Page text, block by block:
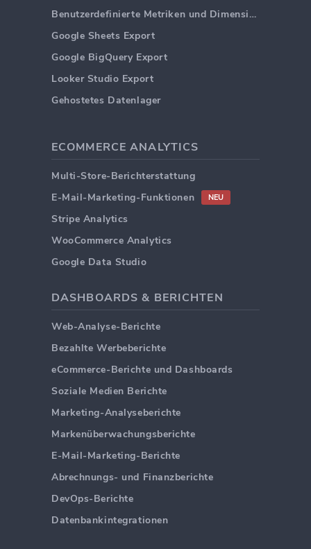
Benutzerdefinierte Metriken und Dimensionen
Google Sheets Export
Google BigQuery Export
Looker Studio Export
Gehostetes Datenlager
ECOMMERCE ANALYTICS
Multi-Store-Berichterstattung
E-Mail-Marketing-Funktionen
NEU
Stripe Analytics
WooCommerce Analytics
Google Data Studio
DASHBOARDS & BERICHTEN
Web-Analyse-Berichte
Bezahlte Werbeberichte
eCommerce-Berichte und Dashboards
Soziale Medien Berichte
Marketing-Analyseberichte
Markenüberwachungsberichte
E-Mail-Marketing-Berichte
Abrechnungs- und Finanzberichte
DevOps-Berichte
Datenbankintegrationen